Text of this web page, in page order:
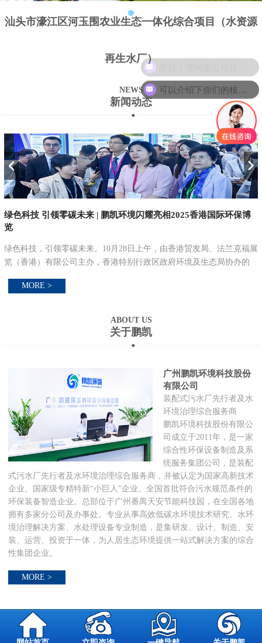
汕头市濠江区河玉围农业生态一体化综合项目（水资源
再生水厂）
NEWS
新闻动态
绿色科技 引领零碳未来 | 鹏凯环境闪耀亮相2025香港国际环保博
览
绿色科技，引领零碳未来。10月28日上午，由香港贸发局、法兰克福展
览（香港）有限公司主办，香港特别行政区政府环境及生态局协办的
洲国际博览馆盛...
MORE >
ABOUT US
关于鹏凯
广州鹏凯环境科技股份
有限公司
装配式污水厂先行者及水
环境治理综合服务商
鹏凯环境科技股份有限公
司成立于2011年，是一家
综合性环保设备制造及系
统服务集团公司，是装配
式污水厂先行者及水环境治理综合服务商，并被认定为国家高新技术
企业、国家级专精特新“小巨人”企业、全国首批符合污水规范条件的
环保装备智造企业。总部位于广州番禺天安节能科技园，在全国各地
拥有多家分公司及办事处。专业从事高效低碳水环境技术研究、水环
境治理解决方案、水处理设备专业制造，是集研发、设计、制造、安
装、运营、投资于一体，为人居生态环境提供一站式解决方案的综合
性集团企业。
MORE >